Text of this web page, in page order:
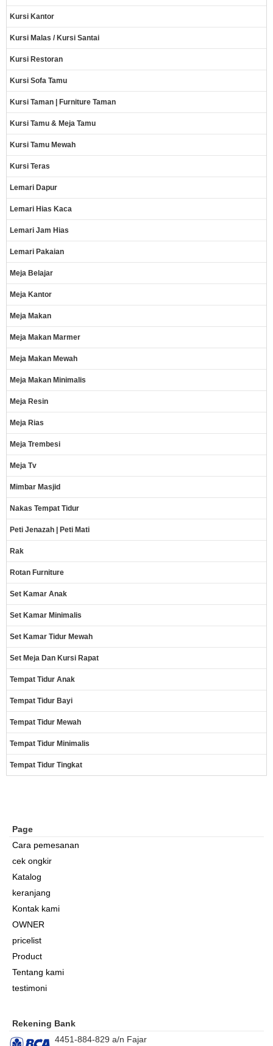
Kursi Kantor
Kursi Malas / Kursi Santai
Kursi Restoran
Kursi Sofa Tamu
Kursi Taman | Furniture Taman
Kursi Tamu & Meja Tamu
Kursi Tamu Mewah
Kursi Teras
Lemari Dapur
Lemari Hias Kaca
Lemari Jam Hias
Lemari Pakaian
Meja Belajar
Meja Kantor
Meja Makan
Meja Makan Marmer
Meja Makan Mewah
Meja Makan Minimalis
Meja Resin
Meja Rias
Meja Trembesi
Meja Tv
Mimbar Masjid
Nakas Tempat Tidur
Peti Jenazah | Peti Mati
Rak
Rotan Furniture
Set Kamar Anak
Set Kamar Minimalis
Set Kamar Tidur Mewah
Set Meja Dan Kursi Rapat
Tempat Tidur Anak
Tempat Tidur Bayi
Tempat Tidur Mewah
Tempat Tidur Minimalis
Tempat Tidur Tingkat
Page
Cara pemesanan
cek ongkir
Katalog
keranjang
Kontak kami
OWNER
pricelist
Product
Tentang kami
testimoni
Rekening Bank
4451-884-829 a/n Fajar